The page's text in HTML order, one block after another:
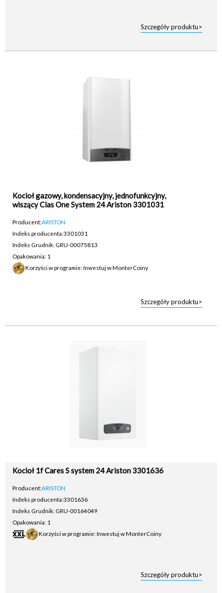
Szczegóły produktu>
Kocioł gazowy, kondensacyjny, jednofunkcyjny,
wiszący Clas One System 24 Ariston 3301031
Producent:ARISTON
Indeks producenta:3301031
Indeks Grudnik: GRU-00075813
Opakowania: 1
Korzyści w programie: Inwestuj w MonterCoiny
Szczegóły produktu>
Kocioł 1f Cares S system 24 Ariston 3301636
Producent:ARISTON
Indeks producenta:3301636
Indeks Grudnik: GRU-00164049
Opakowania: 1
Korzyści w programie: Inwestuj w MonterCoiny
Szczegóły produktu>